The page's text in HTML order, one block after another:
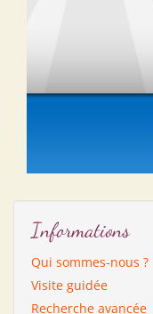
Informations
Qui sommes-nous ?
Visite guidée
Recherche avancée